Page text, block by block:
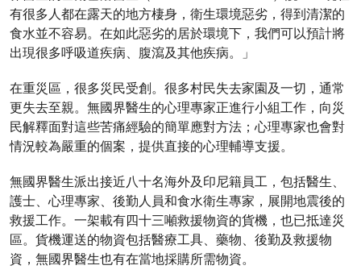
有很多人都在露天的地方棲身，衛生環境惡劣，得到清潔的
食水並不容易。在如此惡劣的居於環境下，我們可以預計將
出現很多呼吸道疾病、腹瀉及其他疾病。」
在重災區，很多災民受創。很多村民失去家園及一切，通常
更失去至親。無國界醫生的心理專家正進行小組工作，向災
民解釋面對這些苦痛經驗的簡單應對方法；心理專家也會對
情況較為嚴重的個案，提供直接的心理輔導支援。
無國界醫生派出接近八十名海外及印尼籍員工，包括醫生、
護士、心理專家、後勤人員和食水衛生專家，展開地震後的
救援工作。一架載有四十三噸救援物資的貨機，也已抵達災
區。貨機運送的物資包括醫療工具、藥物、後勤及救援物
資，無國界醫生也有在當地採購所需物資。